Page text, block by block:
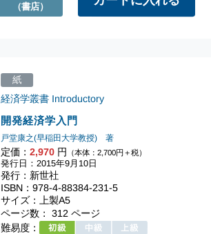
（書店）
開発経済学入門
経済学叢書 Introductory
戸堂康之(早稲田大学教授) 著
定価： 2,970円 （本体：2,700円＋税）
紙
発行日：2015年9月10日
発行：新世社
ISBN：978-4-88384-231-5
サイズ：上製A5
ページ数： 312 ページ
難易度：